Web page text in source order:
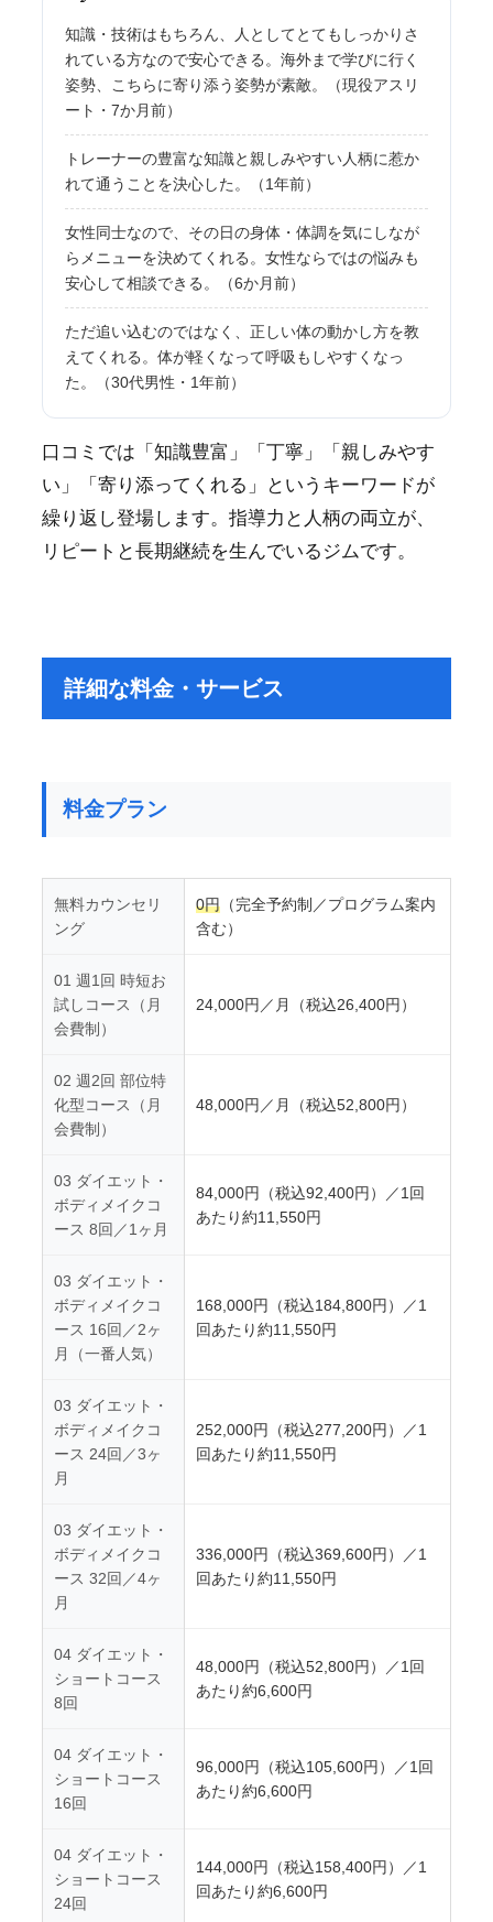
知識・技術はもちろん、人としてとてもしっかりさ
れている方なので安心できる。海外まで学びに行く
姿勢、こちらに寄り添う姿勢が素敵。（現役アスリ
ート・7か月前）
トレーナーの豊富な知識と親しみやすい人柄に惹か
れて通うことを決心した。（1年前）
女性同士なので、その日の身体・体調を気にしなが
らメニューを決めてくれる。女性ならではの悩みも
安心して相談できる。（6か月前）
ただ追い込むのではなく、正しい体の動かし方を教
えてくれる。体が軽くなって呼吸もしやすくなっ
た。（30代男性・1年前）
口コミでは「知識豊富」「丁寧」「親しみやす
い」「寄り添ってくれる」というキーワードが
繰り返し登場します。指導力と人柄の両立が、
リピートと長期継続を生んでいるジムです。
詳細な料金・サービス
料金プラン
無料カウンセリ
ング
0円（完全予約制／プログラム案内
含む）
01 週1回 時短お
試しコース（月
会費制）
24,000円／月（税込26,400円）
02 週2回 部位特
化型コース（月
会費制）
48,000円／月（税込52,800円）
03 ダイエット・
ボディメイクコ
ース 8回／1ヶ月
84,000円（税込92,400円）／1回
あたり約11,550円
03 ダイエット・
ボディメイクコ
ース 16回／2ヶ
月（一番人気）
168,000円（税込184,800円）／1
回あたり約11,550円
03 ダイエット・
ボディメイクコ
ース 24回／3ヶ
月
252,000円（税込277,200円）／1
回あたり約11,550円
03 ダイエット・
ボディメイクコ
ース 32回／4ヶ
月
336,000円（税込369,600円）／1
回あたり約11,550円
04 ダイエット・
ショートコース
8回
48,000円（税込52,800円）／1回
あたり約6,600円
04 ダイエット・
ショートコース
16回
96,000円（税込105,600円）／1回
あたり約6,600円
04 ダイエット・
ショートコース
24回
144,000円（税込158,400円）／1
回あたり約6,600円